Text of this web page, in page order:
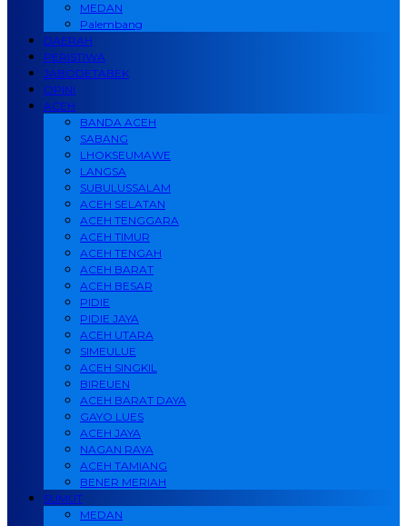
MEDAN
Palembang
DAERAH
PERISTIWA
JABODETABEK
OPINI
ACEH
BANDA ACEH
SABANG
LHOKSEUMAWE
LANGSA
SUBULUSSALAM
ACEH SELATAN
ACEH TENGGARA
ACEH TIMUR
ACEH TENGAH
ACEH BARAT
ACEH BESAR
PIDIE
PIDIE JAYA
ACEH UTARA
SIMEULUE
ACEH SINGKIL
BIREUEN
ACEH BARAT DAYA
GAYO LUES
ACEH JAYA
NAGAN RAYA
ACEH TAMIANG
BENER MERIAH
SUMUT
MEDAN